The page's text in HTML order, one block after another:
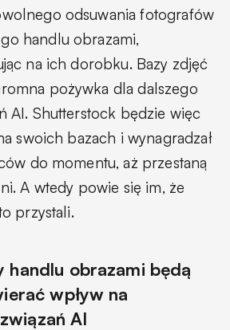
odsuwania fotografów
handlu obrazami,
na ich dorobku. Bazy zdjęć
pożywka dla dalszego
AI. Shutterstock będzie więc
swoich bazach i wynagradzał
do momentu, aż przestaną
A wtedy powie się im, że
przystali.
handlu obrazami będą
wpływ na
AI